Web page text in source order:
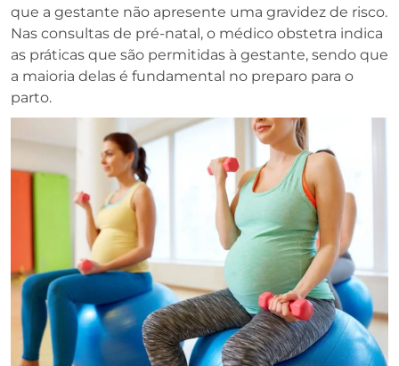
que a gestante não apresente uma gravidez de risco.
Nas consultas de pré-natal, o médico obstetra indica
as práticas que são permitidas à gestante, sendo que
a maioria delas é fundamental no preparo para o
parto.